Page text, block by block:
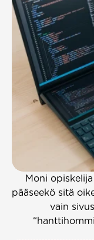
Moni
pääseekö sitä
vain